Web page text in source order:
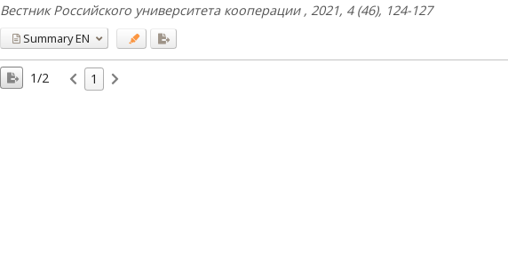
Вестник Российского университета кооперации , 2021, 4 (46), 124-127
SummaryEN
1/2 1